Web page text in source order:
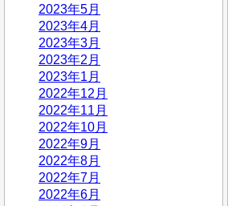
2023年5月
2023年4月
2023年3月
2023年2月
2023年1月
2022年12月
2022年11月
2022年10月
2022年9月
2022年8月
2022年7月
2022年6月